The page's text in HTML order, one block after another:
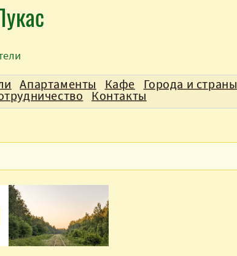
Апартаменты Кафе Города и страны
Контакты